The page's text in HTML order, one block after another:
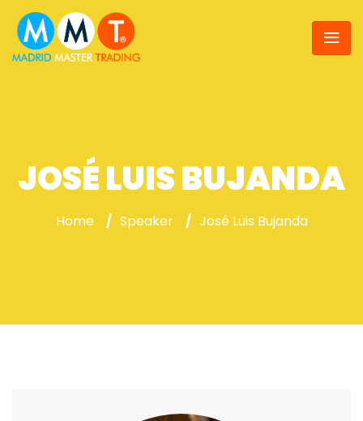
JOSÉ LUIS BUJANDA
Home / Speaker / José Luis Bujanda